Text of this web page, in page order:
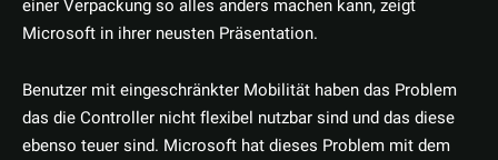
einer Verpackung so alles anders machen kann, zeigt
Microsoft in ihrer neusten Präsentation.
Benutzer mit eingeschränkter Mobilität haben das Problem
das die Controller nicht flexibel nutzbar sind und das diese
ebenso teuer sind. Microsoft hat dieses Problem mit dem